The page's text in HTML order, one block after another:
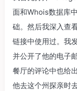
面和Whois数据库
础。然后我深入查
链接中使用过。我
并公开了他的电子
餐厅的评论中也给
他去这个州探亲时